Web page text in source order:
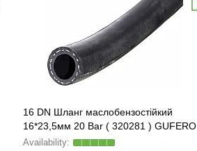
16 DN Шланг маслобензостійкий
16*23,5мм 20 Bar ( 320281 ) GUFERO